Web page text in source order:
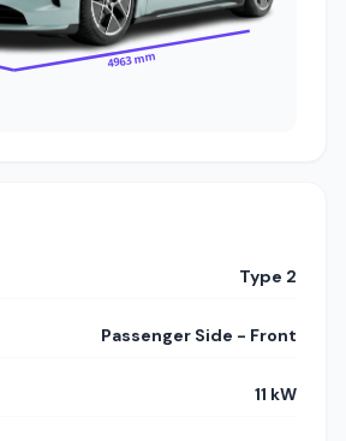
4963 mm
Type 2
Passenger Side - Front
11 kW